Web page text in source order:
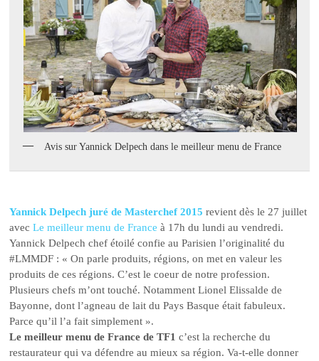
Avis sur Yannick Delpech dans le meilleur menu de France
Yannick Delpech juré de Masterchef 2015 revient dès le 27 juillet
avecLe meilleur menu de France à 17h du lundi au vendredi.
Yannick Delpech chef étoilé confie au Parisien l’originalité du
#LMMDF : « On parle produits, régions, on met en valeur les
produits de ces régions. C’est le coeur de notre profession.
Plusieurs chefs m’ont touché. Notamment Lionel Elissalde de
Bayonne, dont l’agneau de lait du Pays Basque était fabuleux.
Parce qu’il l’a fait simplement ».
Le meilleur menu de France de TF1c’est la recherche du
restaurateur qui va défendre au mieux sa région. Va-t-elle donner